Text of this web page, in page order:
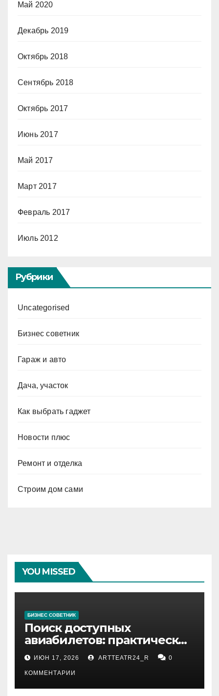
Май 2020
Декабрь 2019
Октябрь 2018
Сентябрь 2018
Октябрь 2017
Июнь 2017
Май 2017
Март 2017
Февраль 2017
Июль 2012
Рубрики
Uncategorised
Бизнес советник
Гараж и авто
Дача, участок
Как выбрать гаджет
Новости плюс
Ремонт и отделка
Строим дом сами
YOU MISSED
БИЗНЕС СОВЕТНИК
Поиск доступных
авиабилетов: практические
рекомендации
ИЮН 17, 2026 ARTTEATR24_R 0
КОММЕНТАРИИ